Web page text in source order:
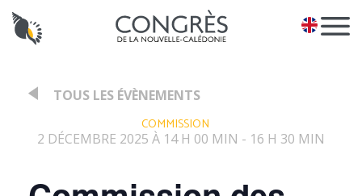
EN
TOUS LES ÉVÈNEMENTS
COMMISSION
2 DÉCEMBRE 2025 À 14 H 00 MIN - 16 H 30 MIN
Panneau de gestion des cookies